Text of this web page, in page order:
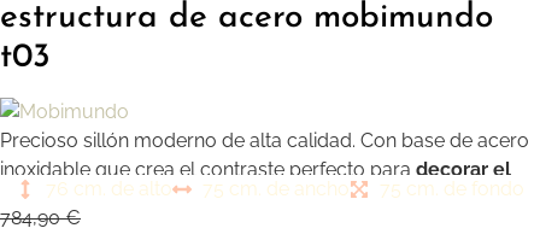
estructura de acero mobimundo
t03
Precioso sillón moderno de alta calidad. Con base de acero
inoxidable que crea el contraste perfecto para decorar el
salón de tu hogar.
76 cm. de alto 75 cm. de ancho
75 cm. de fondo
784,90€